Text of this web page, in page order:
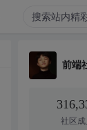
前端
社区成